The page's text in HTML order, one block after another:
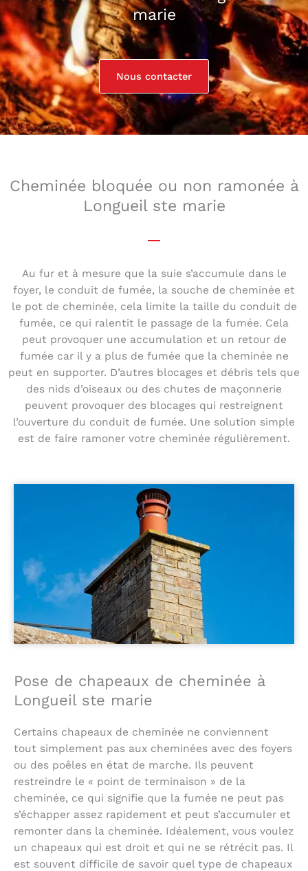
marie
Nous contacter
Cheminée bloquée ou non ramonée à
Longueil ste marie
Au fur et à mesure que la suie s’accumule dans le
foyer, le conduit de fumée, la souche de cheminée et
le pot de cheminée, cela limite la taille du conduit de
fumée, ce qui ralentit le passage de la fumée. Cela
peut provoquer une accumulation et un retour de
fumée car il y a plus de fumée que la cheminée ne
peut en supporter. D’autres blocages et débris tels que
des nids d’oiseaux ou des chutes de maçonnerie
peuvent provoquer des blocages qui restreignent
l’ouverture du conduit de fumée. Une solution simple
est de faire ramoner votre cheminée régulièrement.
Pose de chapeaux de cheminée à
Longueil ste marie
Certains chapeaux de cheminée ne conviennent
tout simplement pas aux cheminées avec des foyers
ou des poêles en état de marche. Ils peuvent
restreindre le « point de terminaison » de la
cheminée, ce qui signifie que la fumée ne peut pas
s’échapper assez rapidement et peut s’accumuler et
remonter dans la cheminée. Idéalement, vous voulez
un chapeaux qui est droit et qui ne se rétrécit pas. Il
est souvent difficile de savoir quel type de chapeaux